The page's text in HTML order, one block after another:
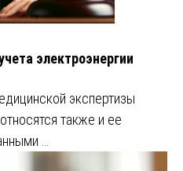
электроэнергии
экспертизы
также и ее
…